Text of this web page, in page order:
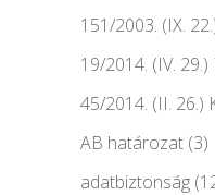
151/2003. (IX.
19/2014. (IV.
45/2014. (II. 26.)
AB határozat (3)
adatbiztonság